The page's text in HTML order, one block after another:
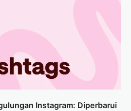
Instagram: Diperbarui